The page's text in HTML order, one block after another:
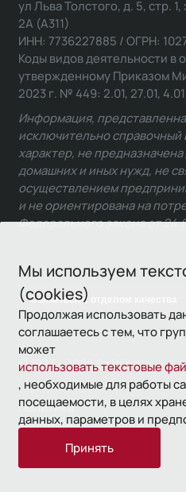
Мы используем
(cookies)
Продолжая использовать
соглашаетесь с тем, что
может
использовать текстовые
, необходимые для работы
посещаемости, в целях
данных, параметров и
Принять
Связаться с отделом качества
ул Льва Толстого, д. 5, стр.
2А (А311)
ИНН: 7736227885 / ОГРН:
Коды видов деятельности в
утвержденному Приказом
2023 г. № 449: 2.01, 27.01, 4.01
Информация,
исключительно
характер, не
домашних и иных нужд, не
осуществлением
и не ориентирована на
Федерального закона от
© 1993—2026 Softline
Политика
конфиденциальности